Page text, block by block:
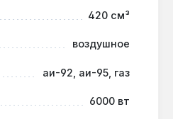
Производство —
к газовой
420 см³
воздушное
аи-92, аи-95, газ
6000 вт